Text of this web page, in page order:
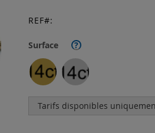
Surface ?
Tarifs disponibles
REF